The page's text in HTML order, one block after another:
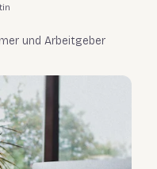
und Arbeitgeber